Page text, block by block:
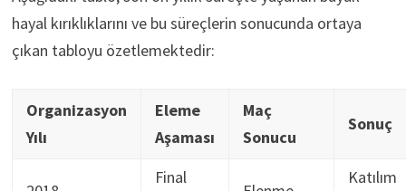
hayal kırıklıklarını ve bu süreçlerin sonucunda ortaya
çıkan tabloyu özetlemektedir:
Organizasyon
Yılı
Eleme
Aşaması
Maç
Sonucu
Sonuç
Final
Katılım